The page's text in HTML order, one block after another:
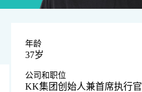
年龄
37岁
公司和职位
KK集团创始人兼首席执行官